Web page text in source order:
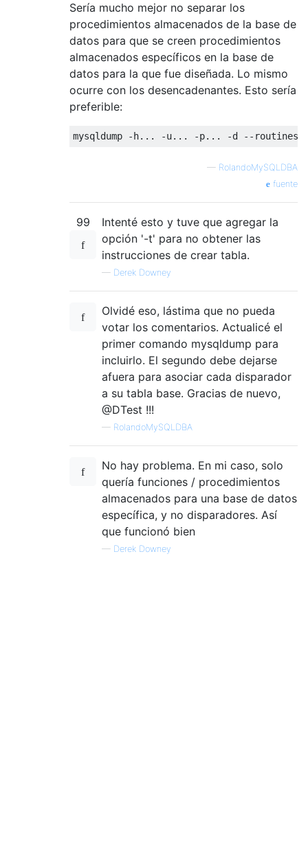
Sería mucho mejor no separar los
procedimientos almacenados de la base de
datos para que se creen procedimientos
almacenados específicos en la base de
datos para la que fue diseñada. Lo mismo
ocurre con los desencadenantes. Esto sería
preferible:
mysqldump - h... -u... -p... -d --routines
— RolandoMySQLDBA
fuente
99
Intenté esto y tuve que agregar la
opción '-t' para no obtener las
instrucciones de crear tabla.
— Derek Downey
Olvidé eso, lástima que no pueda
votar los comentarios. Actualicé el
primer comando mysqldump para
incluirlo. El segundo debe dejarse
afuera para asociar cada disparador
a su tabla base. Gracias de nuevo,
@DTest !!!
— RolandoMySQLDBA
No hay problema. En mi caso, solo
quería funciones / procedimientos
almacenados para una base de datos
específica, y no disparadores. Así
que funcionó bien
— Derek Downey